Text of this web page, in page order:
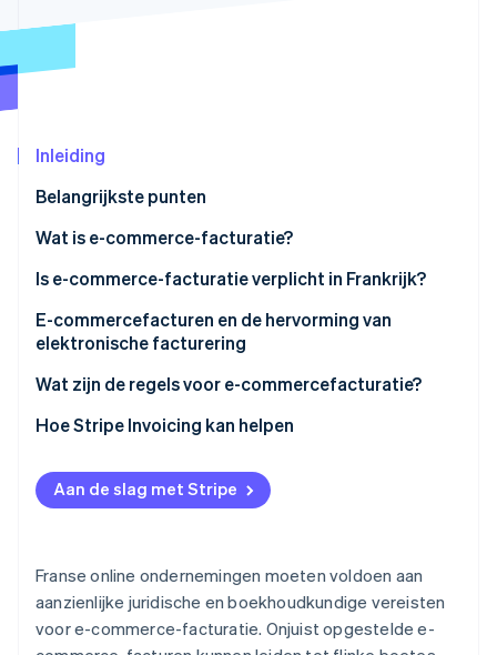
Oprichting van een start-up
CO₂-verwijdering
Ontdek hoe Stripe de economische
Inleiding
Belangrijkste punten
Wat is e-commerce-facturatie?
Is e-commerce-facturatie verplicht in Frankrijk?
Vereisten voor e-commerce-facturatie (B2B)
Vereisten voor e-commerce-facturatie (B2C)
E-commercefacturen en de hervorming van
elektronische facturering
Overzicht van de hervorming
Gevolgen van de hervorming voor online
Wat zijn de regels voor e-commercefacturatie?
Datum van uitgifte
Verplichte juridische kennisgevingen
Strikt nummeringssysteem
Naleving van betalingstermijnen
Opslag van facturen gedurende 10 jaar
Hoe Stripe Invoicing kan helpen
Aan de slag met Stripe
Franse online ondernemingen moeten voldoen aan
aanzienlijke juridische en boekhoudkundige vereisten
voor e-commerce-facturatie. Onjuist opgestelde e-